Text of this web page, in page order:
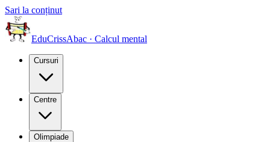
Sari la conținut
EduCrissAbac · Calcul mental
Cursuri
Centre
Olimpiade